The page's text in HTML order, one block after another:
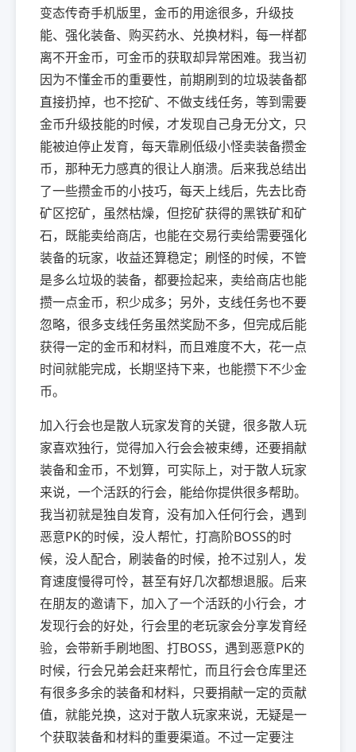
变态传奇手机版里，金币的用途很多，升级技
能、强化装备、购买药水、兑换材料，每一样都
离不开金币，可金币的获取却异常困难。我当初
因为不懂金币的重要性，前期刷到的垃圾装备都
直接扔掉，也不挖矿、不做支线任务，等到需要
金币升级技能的时候，才发现自己身无分文，只
能被迫停止发育，每天靠刷低级小怪卖装备攒金
币，那种无力感真的很让人崩溃。后来我总结出
了一些攒金币的小技巧，每天上线后，先去比奇
矿区挖矿，虽然枯燥，但挖矿获得的黑铁矿和矿
石，既能卖给商店，也能在交易行卖给需要强化
装备的玩家，收益还算稳定；刷怪的时候，不管
是多么垃圾的装备，都要捡起来，卖给商店也能
攒一点金币，积少成多；另外，支线任务也不要
忽略，很多支线任务虽然奖励不多，但完成后能
获得一定的金币和材料，而且难度不大，花一点
时间就能完成，长期坚持下来，也能攒下不少金
币。
加入行会也是散人玩家发育的关键，很多散人玩
家喜欢独行，觉得加入行会会被束缚，还要捐献
装备和金币，不划算，可实际上，对于散人玩家
来说，一个活跃的行会，能给你提供很多帮助。
我当初就是独自发育，没有加入任何行会，遇到
恶意PK的时候，没人帮忙，打高阶BOSS的时
候，没人配合，刷装备的时候，抢不过别人，发
育速度慢得可怜，甚至有好几次都想退服。后来
在朋友的邀请下，加入了一个活跃的小行会，才
发现行会的好处，行会里的老玩家会分享发育经
验，会带新手刷地图、打BOSS，遇到恶意PK的
时候，行会兄弟会赶来帮忙，而且行会仓库里还
有很多多余的装备和材料，只要捐献一定的贡献
值，就能兑换，这对于散人玩家来说，无疑是一
个获取装备和材料的重要渠道。不过一定要注